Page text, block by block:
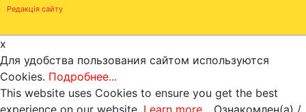
Редакція сайту
x
Для удобства пользования сайтом используются
Cookies. Подробнее...
This website uses Cookies to ensure you get the best
experience on our website. Learn more... Ознакомлен(а) /